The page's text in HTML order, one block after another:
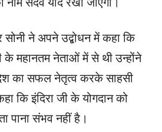
सोनी ने अपने उद्बोधन में कहा कि
के महानतम नेताओं में से थी उन्होंने
का सफल नेतृत्व करके साहसी
कि इंदिरा जी के योगदान को
पाना संभव नहीं है।